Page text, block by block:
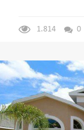
1.814 0